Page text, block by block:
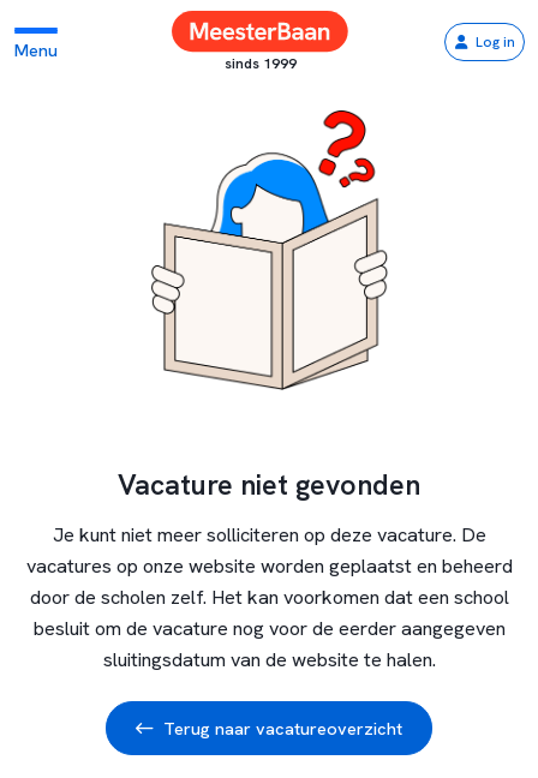
Menu
sinds 1999
Log in
Vacature niet gevonden
Je kunt niet meer solliciteren op deze vacature. De
vacatures op onze website worden geplaatst en beheerd
door de scholen zelf. Het kan voorkomen dat een school
besluit om de vacature nog voor de eerder aangegeven
sluitingsdatum van de website te halen.
Terug naar vacatureoverzicht